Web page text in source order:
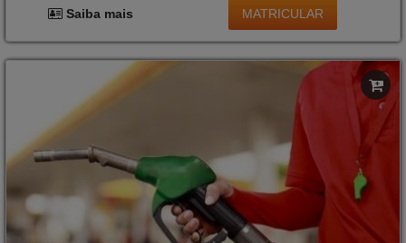
Saiba mais MATRICULAR